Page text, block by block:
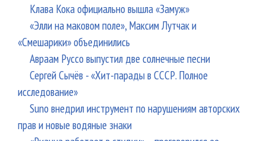
Клава Кока официально вышла «Замуж»
«Элли на маковом поле», Максим Лутчак и
«Смешарики» объединились
Авраам Руссо выпустил две солнечные песни
Сергей Сычёв - «Хит-парады в СССР. Полное
исследование»
Suno внедрил инструмент по нарушениям авторских
прав и новые водяные знаки